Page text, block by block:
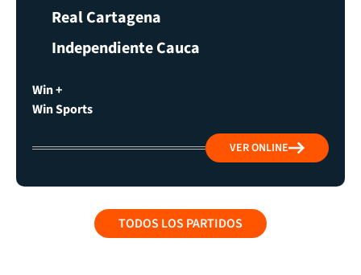
Real Cartagena
Independiente Cauca
Win +
Win Sports
VER ONLINE
TODOS LOS PARTIDOS